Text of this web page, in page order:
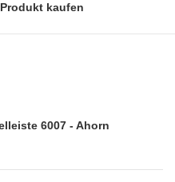
Produkt kaufen
6007 - Ahorn